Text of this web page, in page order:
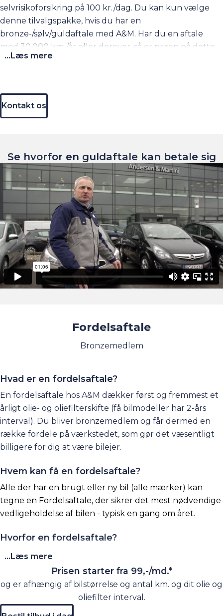
selvrisikoforsikring på 100 kr./dag. Du kan kun vælge
denne tilvalgspakke, hvis du har en
bronze-/sølv/guldaftale med A&M. Har du en aftale
med 30.000 km./år eller derover, så er prisen på dette
tilvalg det dobbelte.
...Læs mere
Kontakt os
Se hvorfor en guldaftale kan betale sig
Fordelsaftale
Bronzemedlem
Hvad er en fordelsaftale?
En fordelsaftale hos A&M dækker først og fremmest et
årligt olie- og oliefilterskifte (få bilmodeller har 2-års
interval). Du bliver bronzemedlem og får dermed en
række fordele på værkstedet, som gør det væsentligt
billigere for dig at være bilejer.
Hvem kan få en fordelsaftale?
Alle der har en brugt eller ny bil (alle mærker) kan
tegne en Fordelsaftale, der sikrer det mest nødvendige
vedligeholdelse af bilen - typisk en gang om året.
Hvorfor en fordelsaftale?
Fordi du sparer en masse penge og slipper for meget
besvær. Denne aftale er ideel til bilejere med bil uden
for garantien, eller som tidligere har haft en service- og
reparationsaftale eller serviceaftale og godt vil bevare
mange af de ekstra fordele hos A&M og
...Læs mere
Prisen starter fra 99,-/md.*
og er afhængig af bilstørrelse og antal km. og dit olie og
oliefilter interval.